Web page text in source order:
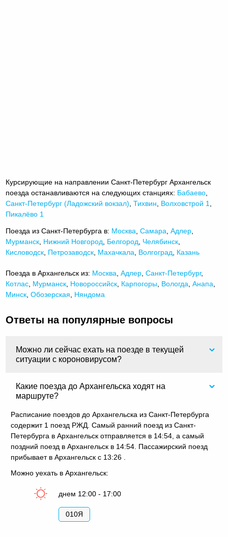
Курсирующие на направлении Санкт-Петербург Архангельск
поезда останавливаются на следующих станциях: Бабаево
Санкт-Петербург (Ладожский вокзал) ,Тихвин Волховстрой 1
Пикалёво 1
Поезда из Санкт-Петербурга в: Москва ,Самара ,Адлер
Мурманск Нижний Новгород Белгород Челябинск
Кисловодск Петрозаводск Махачкала Волгоград Казань
Поезда в Архангельск из: Москва ,Адлер ,Санкт-Петербург,
Котлас Мурманск Новороссийск Карпогоры Вологда ,Анапа
Минск ,Обозерская Няндома
Ответы на популярные вопросы
Можно ли сейчас ехать на поезде в текущей
ситуации с короновирусом?
Какие поезда до Архангельска ходят на
маршруте?
Расписание поездов до Архангельска из Санкт-Петербурга
содержит 1 поезд РЖД. Самый ранний поезд из Санкт-
Петербурга в Архангельск отправляется в 14:54, а самый
поздний поезд в Архангельск в 14:54. Пассажирский поезд
прибывает в Архангельск с 13:26 .
Можно уехать в Архангельск:
днем 12:00 - 17:00
010Я